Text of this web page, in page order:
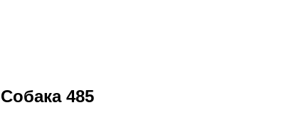
Собака 485